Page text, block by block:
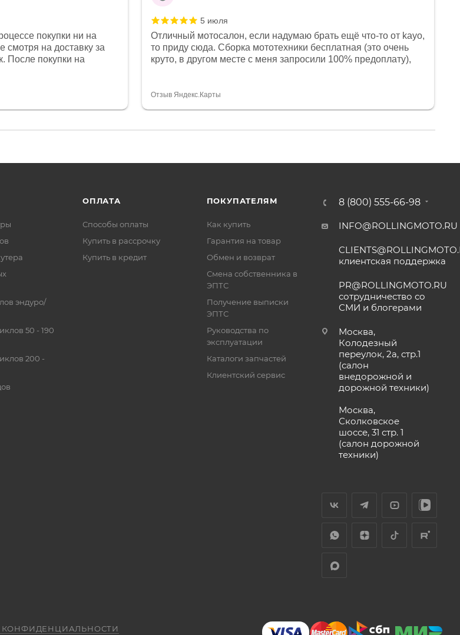
покупки ни на
смотря на доставку за
После покупки на
магазина
была решена.
к клиенту после
5 июля
Отличный мотосалон, если надумаю брать ещё что-то от kayo,
то приду сюда. Сборка мототехники бесплатная (это очень
круто, в другом месте с меня запросили 100% предоплату),
спасибо отдельное, всегда на связи, очень детально всё
Отзыв Яндекс.Карты
эндуро/
50 - 190
200 -
ОПЛАТА
Способы оплаты
Купить в рассрочку
Купить в кредит
ПОКУПАТЕЛЯМ
Как купить
Гарантия на товар
Обмен и возврат
Смена собственника в
ЭПТС
Получение выписки
ЭПТС
Руководства по
эксплуатации
Каталоги запчастей
Клиентский сервис
8 (800) 555-66-98
INFO@ROLLINGMOTO.RU
клиентская поддержка
PR@ROLLINGMOTO.RU
сотрудничество со
СМИ и блогерами
Москва,
Колодезный
переулок, 2а, стр.1
(салон
внедорожной и
дорожной техники)
Москва,
Сколковское
шоссе, 31 стр. 1
(салон дорожной
техники)